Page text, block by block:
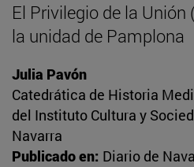
El Privilegio de la
la unidad de Pamplona
Julia Pavón
Catedrática de Historia
del Instituto Cultura y
Navarra
Publicado en: Diario de